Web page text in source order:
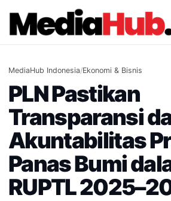
content
MediaHub Indonesia/Ekonomi & Bisnis
PLN Pastikan
Transparansi
Akuntabilitas
Panas Bumi
RUPTL